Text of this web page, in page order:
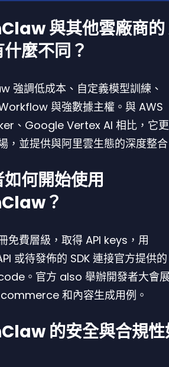
與其他雲廠商
麼不同？
強調低成本、自定義模型訓練、
與強數據主權。與 AWS
、Google Vertex AI 相比，它
，並提供與阿里雲生態的深度整
如何開始使用
？
免費層級，取得 API keys，用
或待發佈的 SDK 連接官方提供的
。官方 also 舉辦開發者大會
和內容生成用例。
的安全與合規性